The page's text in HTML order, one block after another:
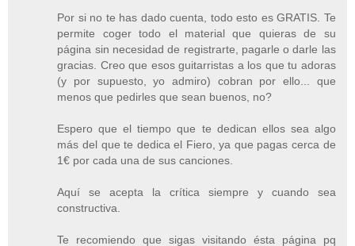
Por si no te has dado cuenta, todo esto es GRATIS. Te
permite coger todo el material que quieras de su
página sin necesidad de registrarte, pagarle o darle las
gracias. Creo que esos guitarristas a los que tu adoras
(y por supuesto, yo admiro) cobran por ello... que
menos que pedirles que sean buenos, no?
Espero que el tiempo que te dedican ellos sea algo
más del que te dedica el Fiero, ya que pagas cerca de
1€ por cada una de sus canciones.
Aquí se acepta la crítica siempre y cuando sea
constructiva.
Te recomiendo que sigas visitando ésta página pq